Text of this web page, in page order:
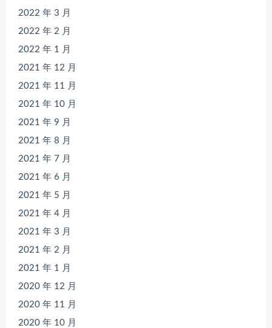
2022 年 3 月
2022 年 2 月
2022 年 1 月
2021 年 12 月
2021 年 11 月
2021 年 10 月
2021 年 9 月
2021 年 8 月
2021 年 7 月
2021 年 6 月
2021 年 5 月
2021 年 4 月
2021 年 3 月
2021 年 2 月
2021 年 1 月
2020 年 12 月
2020 年 11 月
2020 年 10 月